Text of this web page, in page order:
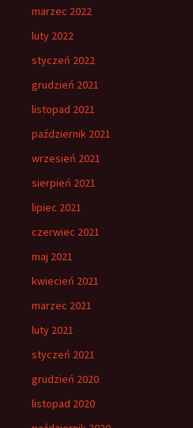
marzec 2022
luty 2022
styczeń 2022
grudzień 2021
listopad 2021
październik 2021
wrzesień 2021
sierpień 2021
lipiec 2021
czerwiec 2021
maj 2021
kwiecień 2021
marzec 2021
luty 2021
styczeń 2021
grudzień 2020
listopad 2020